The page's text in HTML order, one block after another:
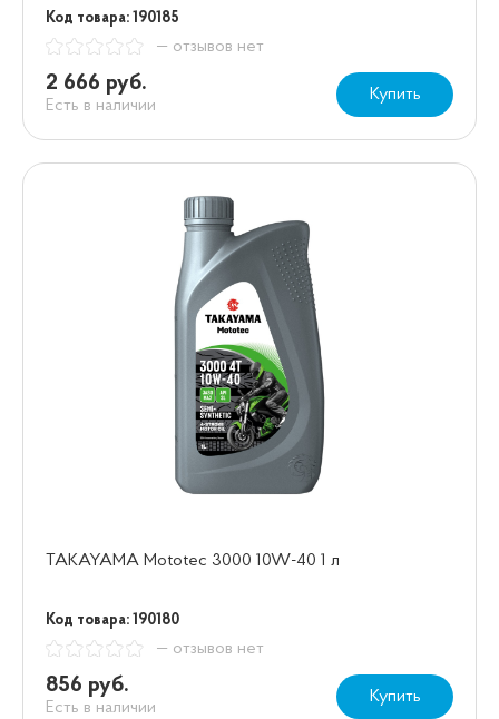
Код товара: 190185
— отзывов нет
2 666 руб.
Есть в наличии
Купить
TAKAYAMA Mototec 3000 10W-40 1 л
Код товара: 190180
— отзывов нет
856 руб.
Есть в наличии
Купить